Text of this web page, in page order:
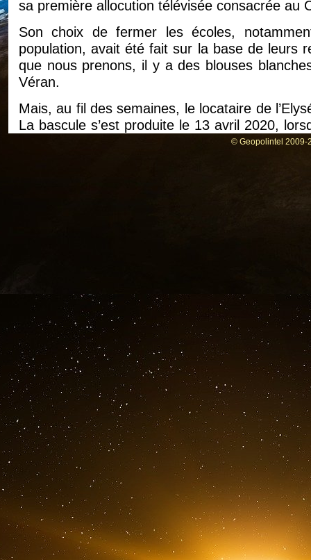
sa première allocution télévisée consacrée au
Son choix de fermer les écoles,
population, avait été fait sur la base de leurs
que nous prenons, il y a des blouses
Véran.
Mais, au fil des semaines, le locataire de
La bascule s’est produite le 13 avril 2020,
à partir du 11 mai, contre l’avis du
« Il consulte toutes les études, dès
président peut en évoquer une que les
raconte un participant. D’après son
compte Twitter de Guillaume Rozier,
concernant le suivi de l’épidémie.
© Geopolintel 2009-